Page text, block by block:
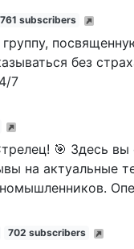
761 subscribers
без
7
🎯 Здесь
на актуальные
702 subscribers